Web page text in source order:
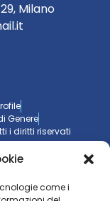
come i
Milano
Genere
i diritti riservati
imprese?